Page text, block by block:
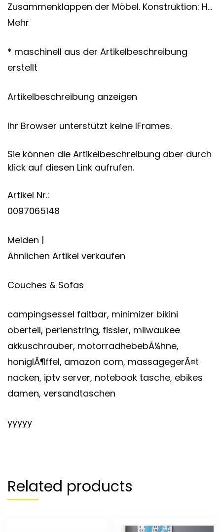
Zusammenklappen der Möbel. Konstruktion: H…
Mehr
* maschinell aus der Artikelbeschreibung
erstellt
Artikelbeschreibung anzeigen
Ihr Browser unterstützt keine IFrames.
Sie können die Artikelbeschreibung aber durch
klick auf diesen Link aufrufen.
Artikel Nr.:
0097065148
Melden |
Ähnlichen Artikel verkaufen
Couches & Sofas
campingsessel faltbar, minimizer bikini
oberteil, perlenstring, fissler, milwaukee
akkuschrauber, motorradhebebÃ¼hne,
honiglÃ¶ffel, amazon com, massagegerÃ¤t
nacken, iptv server, notebook tasche, ebikes
damen, versandtaschen
yyyyy
Related products